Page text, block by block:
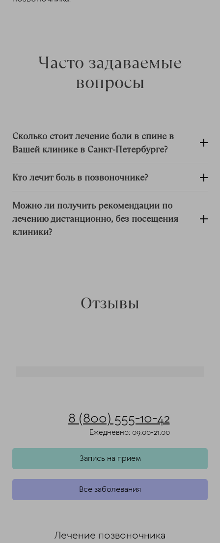
Часто задаваемые
вопросы
Сколько стоит лечение боли в спине в
Вашей клинике в Санкт-Петербурге?
Кто лечит боль в позвоночнике?
Можно ли получить рекомендации по
лечению дистанционно, без посещения
клиники?
Отзывы
8 (800) 555-10-42
Ежедневно: 09.00-21.00
Запись на прием
Все заболевания
Лечение позвоночника